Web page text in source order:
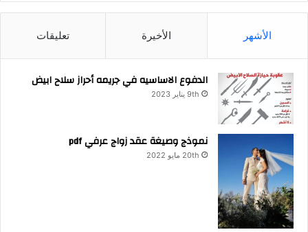
الأشهر الأخيرة تعليقات
الدفوع الاساسيه في جريمه أحراز سلاح ابيض
9th يناير 2023
نموذج وصيغة عقد زواج عرفي pdf
20th مايو 2022